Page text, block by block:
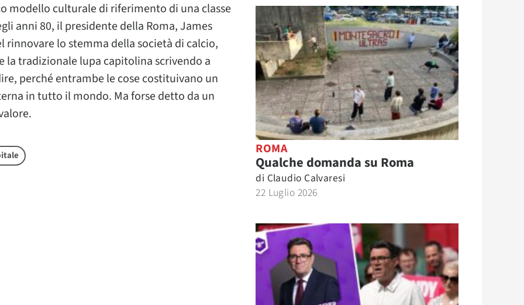
modello culturale di riferimento di una classe
anni 80, il presidente della Roma, James
lo stemma della società di calcio,
la tradizionale lupa capitolina scrivendo a
perché entrambe le cose costituivano un
in tutto il mondo. Ma forse detto da un
ROMA
Qualche domanda su Roma
di Claudio Calvaresi
22 Luglio 2026